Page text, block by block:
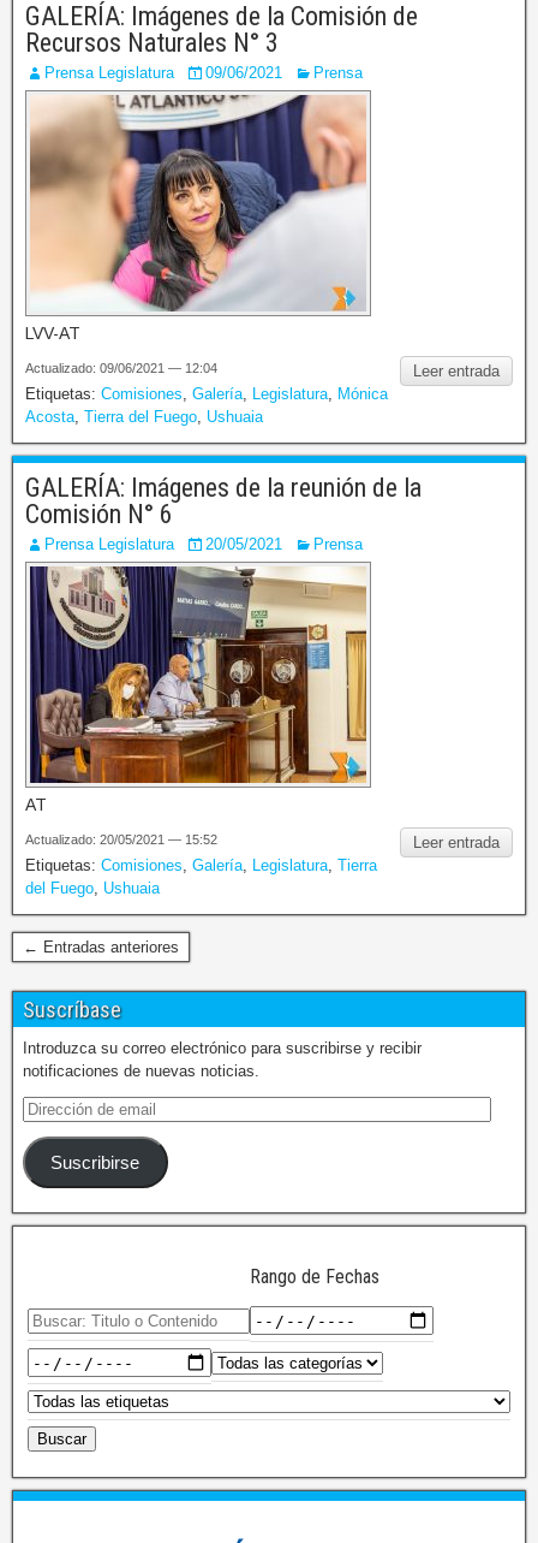
GALERÍA: Imágenes de la Comisión de
Recursos Naturales N° 3
Prensa Legislatura 09/06/2021 Prensa
LVV-AT
Leer entrada
Actualizado: 09/06/2021 — 12:04
Etiquetas: Comisiones Galería Legislatura
Mónica
Acosta Tierra del Fuego Ushuaia
GALERÍA: Imágenes de la reunión de la
Comisión N° 6
Prensa Legislatura 20/05/2021 Prensa
AT
Leer entrada
Actualizado: 20/05/2021 — 15:52
Etiquetas: Comisiones Galería Legislatura Tierra
del Fuego Ushuaia
← Entradas anteriores
Suscríbase
Introduzca su correo electrónico para suscribirse y recibir
notificaciones de nuevas noticias.
Suscribirse
Rango de Fechas